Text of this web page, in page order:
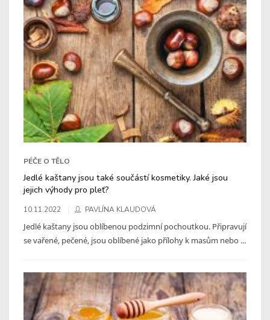
PÉČE O TĚLO
Jedlé kaštany jsou také součástí kosmetiky. Jaké jsou
jejich výhody pro pleť?
10.11.2022 PAVLÍNA KLAUDOVÁ
Jedlé kaštany jsou oblíbenou podzimní pochoutkou. Připravují
se vařené, pečené, jsou oblíbené jako přílohy k masům nebo ...